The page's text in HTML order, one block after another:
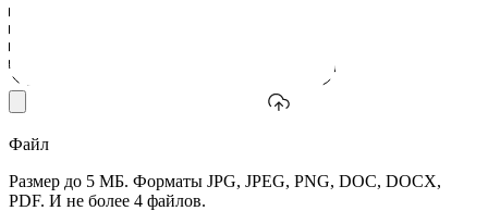
Файл
Размер до 5 МБ. Форматы JPG, JPEG, PNG, DOC, DOCX,
PDF. И не более 4 файлов.